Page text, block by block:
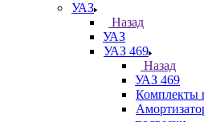
УАЗ
Назад
УАЗ
УАЗ 469
Назад
УАЗ 469
Комплекты